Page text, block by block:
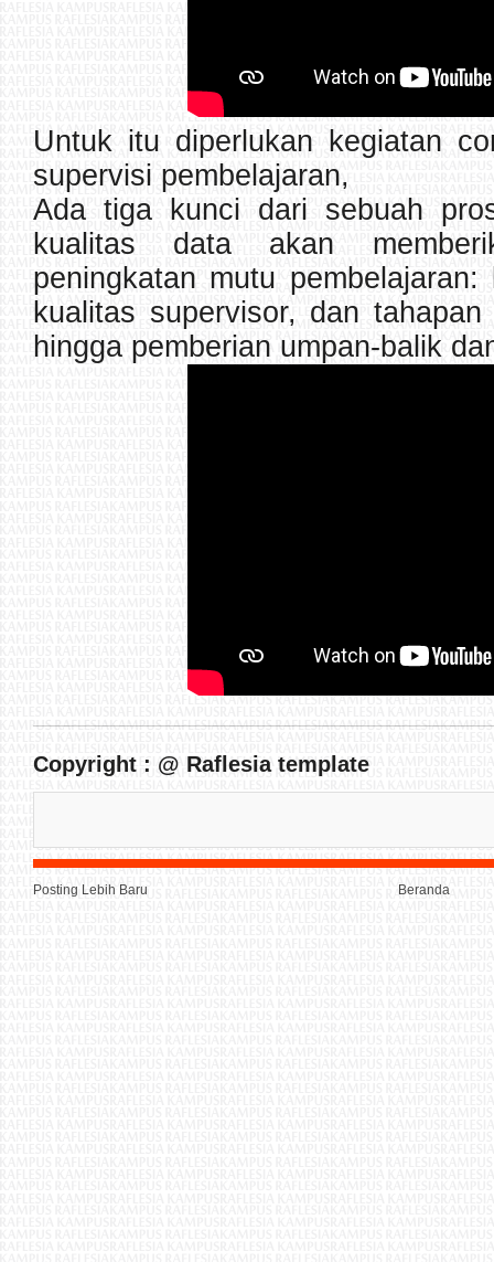
Untuk itu diperlukan kegiatan
supervisi pembelajaran,
Ada tiga kunci dari sebuah
kualitas data akan
peningkatan mutu pembelajaran:
kualitas supervisor, dan
hingga pemberian umpan-balik
Copyright : @ Raflesia template
Posting Lebih Baru Beranda